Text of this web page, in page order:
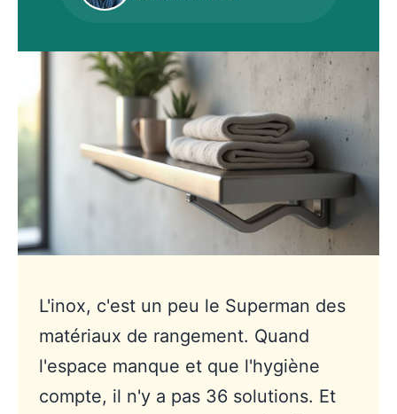
L'inox, c'est un peu le Superman des
matériaux de rangement. Quand
l'espace manque et que l'hygiène
compte, il n'y a pas 36 solutions. Et